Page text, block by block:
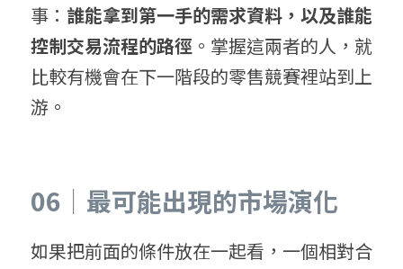
事： 誰能拿到第一手的需求資料，以及誰能
控制交易流程的路徑 。掌握這兩者的人，就
比較有機會在下一階段的零售競賽裡站到上
游。
06｜最可能出現的市場演化
如果把前面的條件放在一起看，一個相對合